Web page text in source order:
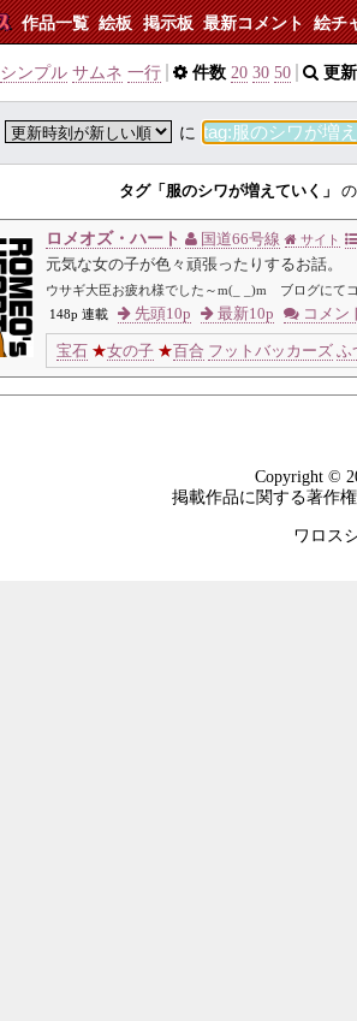
作品一覧 絵板 掲示板 最新コメント 絵チ
シンプル サムネ 一行 件数 20 30 50 更
に
タグ「服のシワが増えていく」
ロメオズ・ハート 国道66号線 サイト
元気な女の子が色々頑張ったりするお話。
ウサギ大臣お疲れ様でした～m(_ _)m ブログにて
148p 連載
先頭10p 最新10p コメン
宝石 ★女の子 ★百合 フットバッカーズ ふ
Copyright ©
掲載作品に関する著作
ワロス